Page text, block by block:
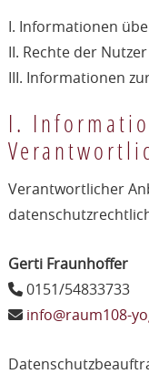
I. Informationen
II. Rechte der
III. Informationen
I.
Verantwortlicher
Gerti Fraunhoffer
0151/54833733
info@raum108-